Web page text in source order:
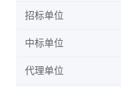
招标单位
中标单位
代理单位